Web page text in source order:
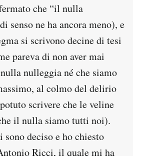
che “il nulla
senso ne ha ancora meno), e
si scrivono decine di tesi
pareva di non aver mai
nulleggia né che siamo
al colmo del delirio
scrivere che le veline
il nulla siamo tutti noi).
deciso e ho chiesto
Ricci, il quale mi ha